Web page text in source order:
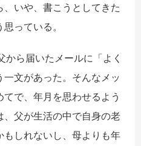
いや、書こうとしてきた
っている。
ら届いたメールに「よく
文があった。そんなメッ
で、年月を思わせるよう
父が生活の中で自身の老
しれないし、母よりも年